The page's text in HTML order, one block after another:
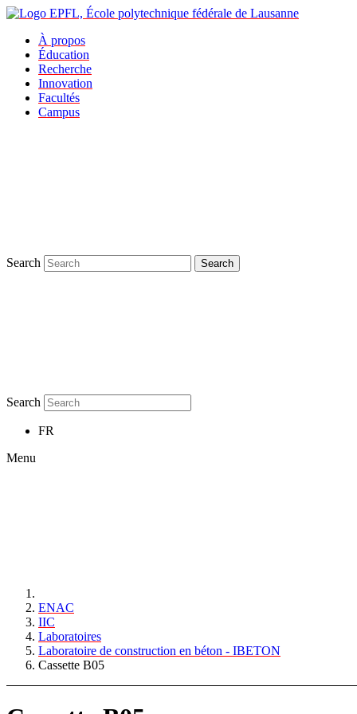
À propos
Éducation
Recherche
Innovation
Facultés
Campus
Search Search
Search
FR
Menu
ENAC
IIC
Laboratoires
Laboratoire de construction en béton - IBETON
Cassette B05